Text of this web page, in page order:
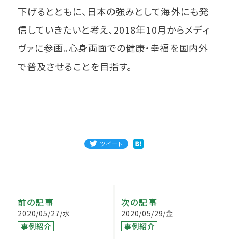
下げるとともに、日本の強みとして海外にも発
信していきたいと考え、2018年10月からメディ
ヴァに参画。心身両面での健康・幸福を国内外
で普及させることを目指す。
ツイート
前の記事
2020/05/27/水
事例紹介
次の記事
2020/05/29/金
事例紹介